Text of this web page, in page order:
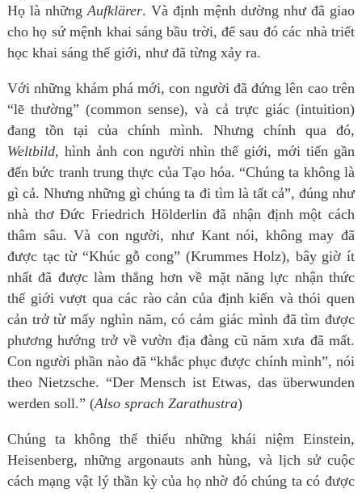
Họ là những Aufklärer. Và định mệnh dường như đã giao
cho họ sứ mệnh khai sáng bầu trời, để sau đó các nhà triết
học khai sáng thế giới, như đã từng xảy ra.
Với những khám phá mới, con người đã đứng lên cao trên
“lẽ thường” (common sense), và cả trực giác (intuition)
đang tồn tại của chính mình. Nhưng chính qua đó,
Weltbild, hình ảnh con người nhìn thế giới, mới tiến gần
đến bức tranh trung thực của Tạo hóa. “Chúng ta không là
gì cả. Nhưng những gì chúng ta đi tìm là tất cả”, đúng như
nhà thơ Đức Friedrich Hölderlin đã nhận định một cách
thâm sâu. Và con người, như Kant nói, không may đã
được tạc từ “Khúc gỗ cong” (Krummes Holz), bây giờ ít
nhất đã được làm thẳng hơn về mặt năng lực nhận thức
thế giới vượt qua các rào cản của định kiến và thói quen
cản trở từ mấy nghìn năm, có cảm giác mình đã tìm được
phương hướng trở về vườn địa đàng cũ năm xưa đã mất.
Con người phần nào đã “khắc phục được chính mình”, nói
theo Nietzsche. “Der Mensch ist Etwas, das überwunden
werden soll.” (Also sprach Zarathustra)
Chúng ta không thể thiếu những khái niệm Einstein,
Heisenberg, những argonauts anh hùng, và lịch sử cuộc
cách mạng vật lý thần kỳ của họ nhờ đó chúng ta có được